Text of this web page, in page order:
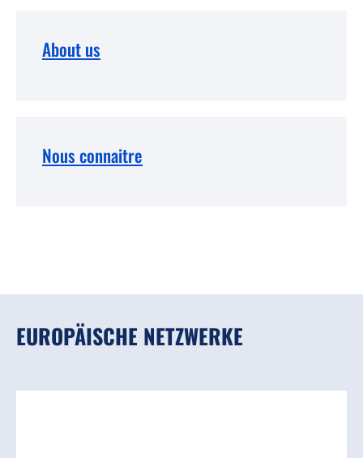
About us
Nous connaitre
EUROPÄISCHE NETZWERKE